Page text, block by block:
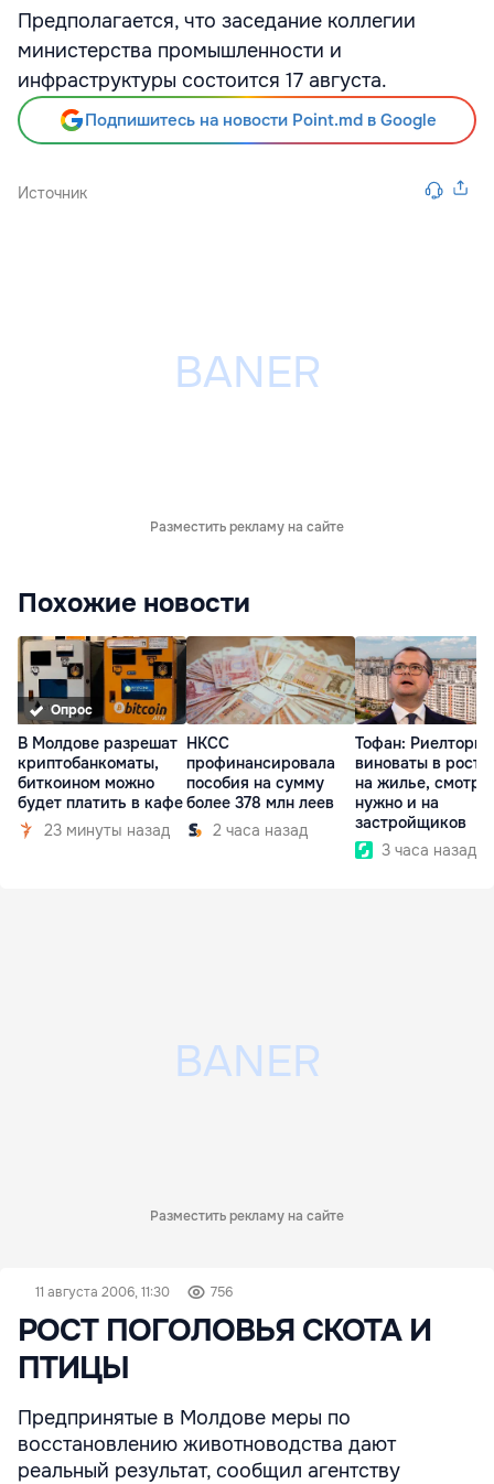
Предполагается, что заседание коллегии
министерства промышленности и
инфраструктуры состоится 17 августа.
Подпишитесь на новости Point.md в Google
Источник
Разместить рекламу на сайте
Похожие новости
Опрос
В Молдове разрешат
криптобанкоматы,
биткоином можно
будет платить в кафе
23 минуты назад
НКСС
профинансировала
пособия на сумму
более 378 млн леев
2 часа назад
Тофан: Риелторы
виноваты в росте
на жилье,
нужно и на
застройщиков
3 часа назад
Разместить рекламу на сайте
11 августа 2006, 11:30 756
РОСТ ПОГОЛОВЬЯ СКОТА И
ПТИЦЫ
Предпринятые в Молдове меры по
восстановлению животноводства дают
реальный результат, сообщил агентству